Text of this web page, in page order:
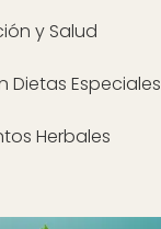
y Salud
Dietas Especiales
Herbales